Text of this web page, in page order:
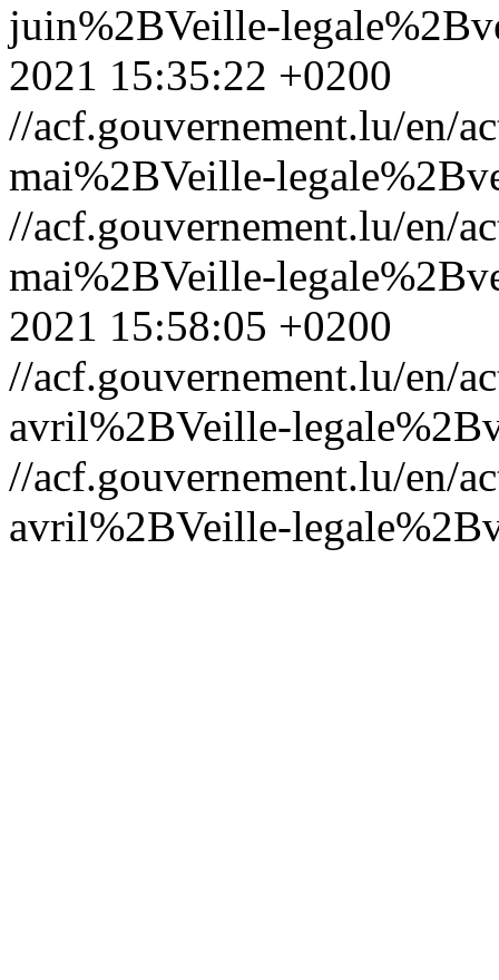
juin%2BVeille-
2021 15:35:22 +0200
//acf.gouvernement.lu/en/
mai%2BVeille-
//acf.gouvernement.lu/en/
mai%2BVeille-
2021 15:58:05 +0200
//acf.gouvernement.lu/en/
avril%2BVeille-
//acf.gouvernement.lu/en/
avril%2BVeille-